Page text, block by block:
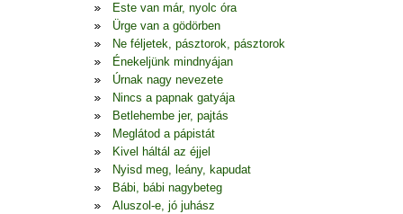
Este van már, nyolc óra
Ürge van a gödörben
Ne féljetek, pásztorok, pásztorok
Énekeljünk mindnyájan
Úrnak nagy nevezete
Nincs a papnak gatyája
Betlehembe jer, pajtás
Meglátod a pápistát
Kivel háltál az éjjel
Nyisd meg, leány, kapudat
Bábi, bábi nagybeteg
Aluszol-e, jó juhász